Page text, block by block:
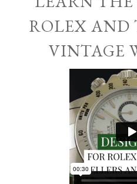
ROLEX AND
VINTAGE